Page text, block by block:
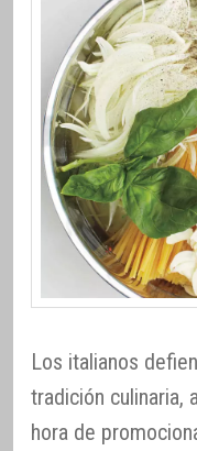
Los italianos
tradición culinaria,
hora de